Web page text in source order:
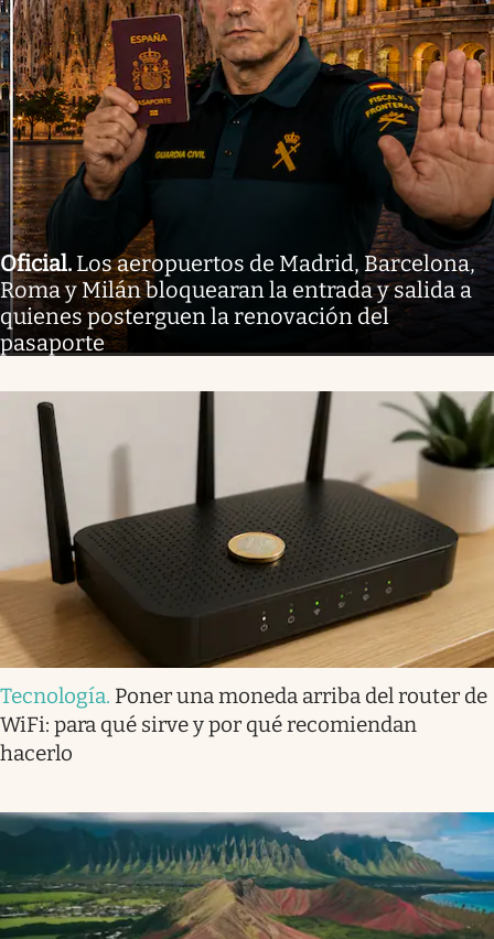
Oficial. Los aeropuertos de Madrid, Barcelona,
Roma y Milán bloquearan la entrada y salida a
quienes posterguen la renovación del
pasaporte
Tecnología. Poner una moneda arriba del router de
WiFi: para qué sirve y por qué recomiendan
hacerlo